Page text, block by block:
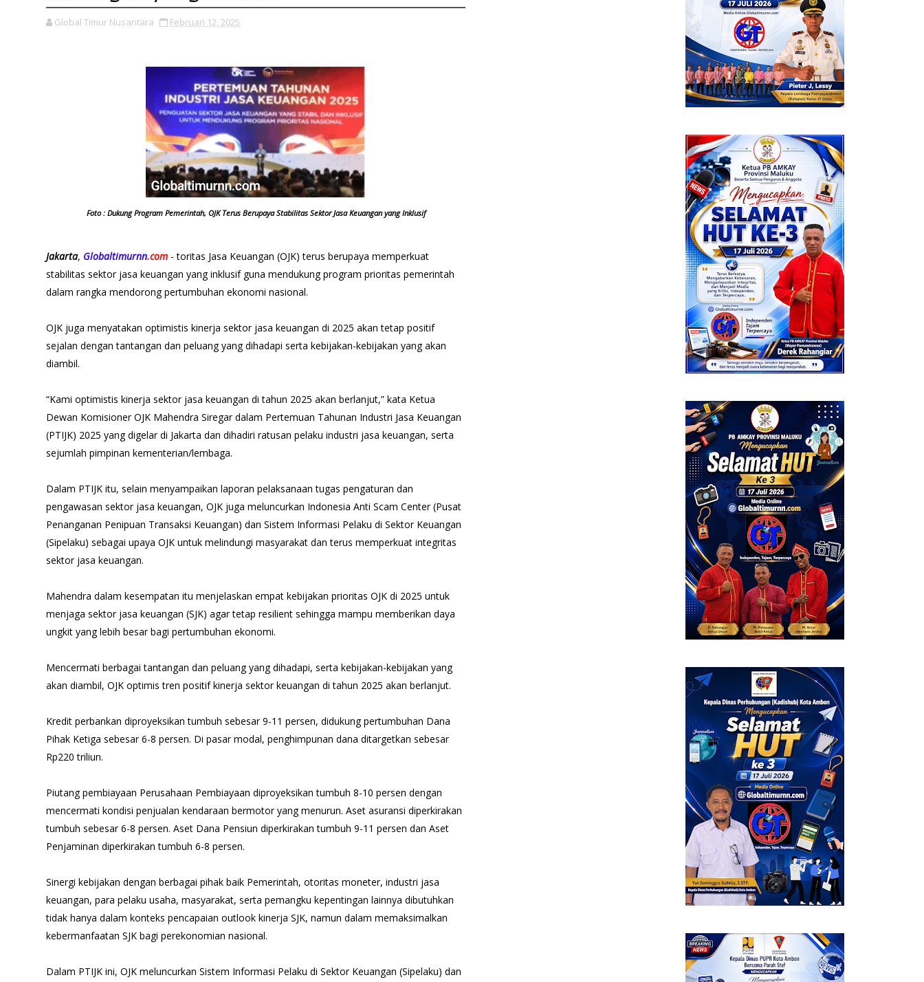
Global Timur Nusantara Februari 12, 2025
Foto : Dukung Program Pemerintah, OJK Terus Berupaya Stabilitas Sektor Jasa Keuangan yang Inklusif
Jakarta, Globaltimurnn.com - toritas Jasa Keuangan (OJK) terus berupaya memperkuat
stabilitas sektor jasa keuangan yang inklusif guna mendukung program prioritas pemerintah
dalam rangka mendorong pertumbuhan ekonomi nasional.
OJK juga menyatakan optimistis kinerja sektor jasa keuangan di 2025 akan tetap positif
sejalan dengan tantangan dan peluang yang dihadapi serta kebijakan-kebijakan yang akan
diambil.
“Kami optimistis kinerja sektor jasa keuangan di tahun 2025 akan berlanjut,” kata Ketua
Dewan Komisioner OJK Mahendra Siregar dalam Pertemuan Tahunan Industri Jasa Keuangan
(PTIJK) 2025 yang digelar di Jakarta dan dihadiri ratusan pelaku industri jasa keuangan, serta
sejumlah pimpinan kementerian/lembaga.
Dalam PTIJK itu, selain menyampaikan laporan pelaksanaan tugas pengaturan dan
pengawasan sektor jasa keuangan, OJK juga meluncurkan Indonesia Anti Scam Center (Pusat
Penanganan Penipuan Transaksi Keuangan) dan Sistem Informasi Pelaku di Sektor Keuangan
(Sipelaku) sebagai upaya OJK untuk melindungi masyarakat dan terus memperkuat integritas
sektor jasa keuangan.
Mahendra dalam kesempatan itu menjelaskan empat kebijakan prioritas OJK di 2025 untuk
menjaga sektor jasa keuangan (SJK) agar tetap resilient sehingga mampu memberikan daya
ungkit yang lebih besar bagi pertumbuhan ekonomi.
Mencermati berbagai tantangan dan peluang yang dihadapi, serta kebijakan-kebijakan yang
akan diambil, OJK optimis tren positif kinerja sektor keuangan di tahun 2025 akan berlanjut.
Kredit perbankan diproyeksikan tumbuh sebesar 9-11 persen, didukung pertumbuhan Dana
Pihak Ketiga sebesar 6-8 persen. Di pasar modal, penghimpunan dana ditargetkan sebesar
Rp220 triliun.
Piutang pembiayaan Perusahaan Pembiayaan diproyeksikan tumbuh 8-10 persen dengan
mencermati kondisi penjualan kendaraan bermotor yang menurun. Aset asuransi diperkirakan
tumbuh sebesar 6-8 persen. Aset Dana Pensiun diperkirakan tumbuh 9-11 persen dan Aset
Penjaminan diperkirakan tumbuh 6-8 persen.
Sinergi kebijakan dengan berbagai pihak baik Pemerintah, otoritas moneter, industri jasa
keuangan, para pelaku usaha, masyarakat, serta pemangku kepentingan lainnya dibutuhkan
tidak hanya dalam konteks pencapaian outlook kinerja SJK, namun dalam memaksimalkan
kebermanfaatan SJK bagi perekonomian nasional.
Dalam PTIJK ini, OJK meluncurkan Sistem Informasi Pelaku di Sektor Keuangan (Sipelaku) dan